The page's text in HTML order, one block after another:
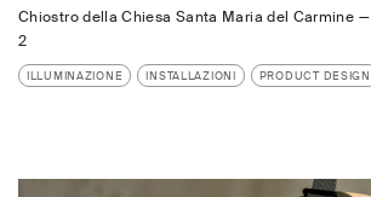
Chiostro della Chiesa Santa Maria del Carmine —
2
ILLUMINAZIONE INSTALLAZIONI PRODUCT DESIGN